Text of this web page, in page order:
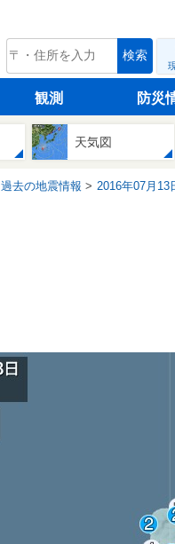
tenki.jp 検索
観測 防災
天気図
過去の地震情報 2016年07月13